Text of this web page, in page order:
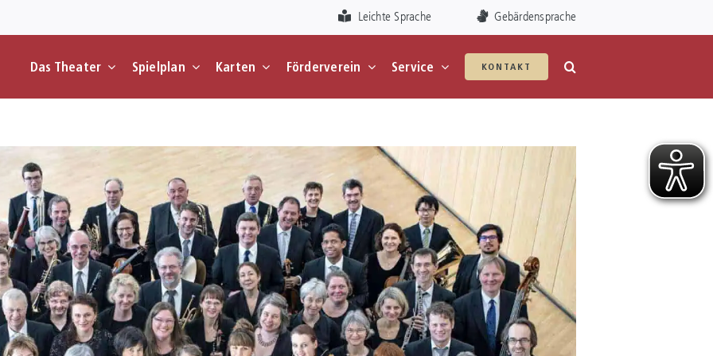
Leichte Sprache Gebärdensprache
Das Theater Spielplan Karten Förderverein Service KONTAKT